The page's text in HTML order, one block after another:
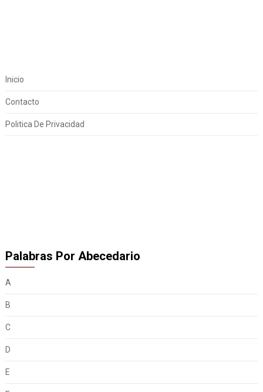
Inicio
Contacto
Politica De Privacidad
Palabras Por Abecedario
A
B
C
D
E